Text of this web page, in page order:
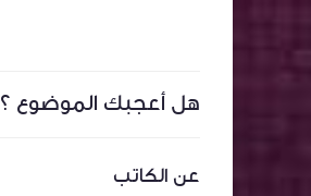
هل أعجبك الموضوع ؟
عن الكاتب